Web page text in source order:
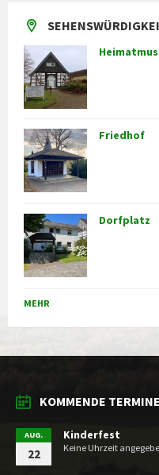
Friedhof
Dorfplatz
MEHR
KOMMENDE TERMINE
AUG.
22
Kinderfest
Keine Uhrzeit